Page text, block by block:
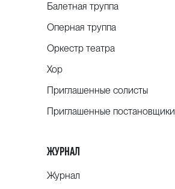
предосторожность»
Балетная труппа
Оперная труппа
Оркестр театра
Хор
Приглашенные солисты
Приглашенные постановщики
ЖУРНАЛ
Журнал